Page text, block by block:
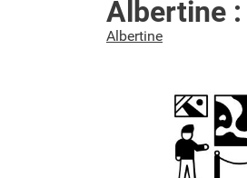
Albertine
Auteur
Albertine